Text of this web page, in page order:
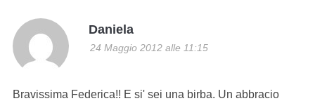
Daniela
24 Maggio 2012 alle 11:15
Bravissima Federica!! E si' sei una birba. Un abbracio